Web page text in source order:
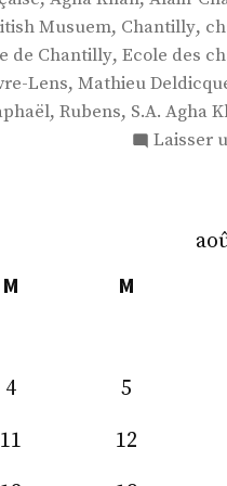
Musuem, Chantilly,
de Chantilly, Ecole des
Lens, Mathieu
, Rubens, S.A. Agha
Laisser
M
M
4
5
11
12